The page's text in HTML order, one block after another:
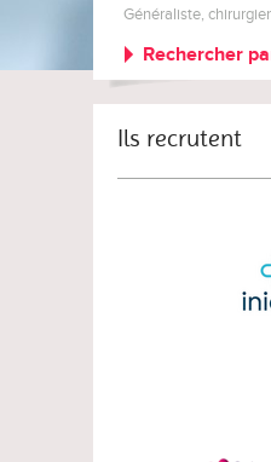
Généraliste,
Rechercher
Ils recrutent